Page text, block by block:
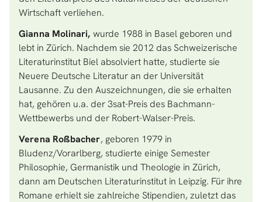
Wirtschaft verliehen.
Gianna Molinari, wurde 1988 in Basel geboren und
lebt in Zürich. Nachdem sie 2012 das Schweizerische
Literaturinstitut Biel absolviert hatte, studierte sie
Neuere Deutsche Literatur an der Universität
Lausanne. Zu den Auszeichnungen, die sie erhalten
hat, gehören u.a. der 3sat-Preis des Bachmann-
Wettbewerbs und der Robert-Walser-Preis.
Verena Roßbacher, geboren 1979 in
Bludenz/Vorarlberg, studierte einige Semester
Philosophie, Germanistik und Theologie in Zürich,
dann am Deutschen Literaturinstitut in Leipzig. Für ihre
Romane erhielt sie zahlreiche Stipendien, zuletzt das